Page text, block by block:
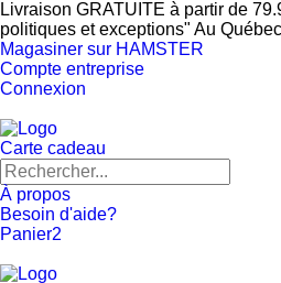
Livraison GRATUITE à partir de
politiques et exceptions" Au
Magasiner sur HAMSTER
Compte entreprise
Connexion
Carte cadeau
À propos
Besoin d'aide?
Panier2